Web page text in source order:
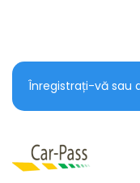
Înregistrați-vă